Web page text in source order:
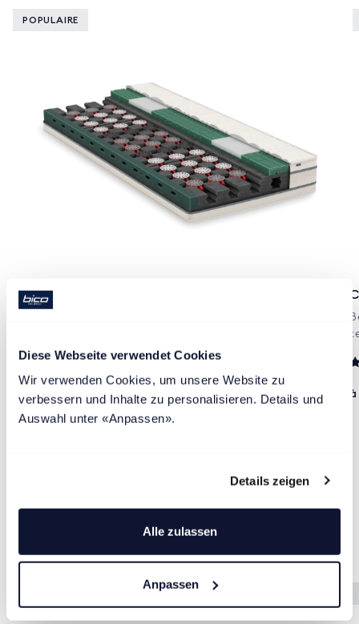
Diese Webseite verwendet Cookies
Wir verwenden Cookies, um unsere Website zu
verbessern und Inhalte zu personalisieren. Details und
Auswahl unter «Anpassen».
Details zeigen
Alle zulassen
Anpassen
POPULAIRE
ClimaFine
5
Couettes & oreillers